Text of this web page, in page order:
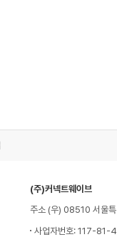
(주)커넥트웨이브
주소 (우) 08510 서울
사업자번호: 117-81-